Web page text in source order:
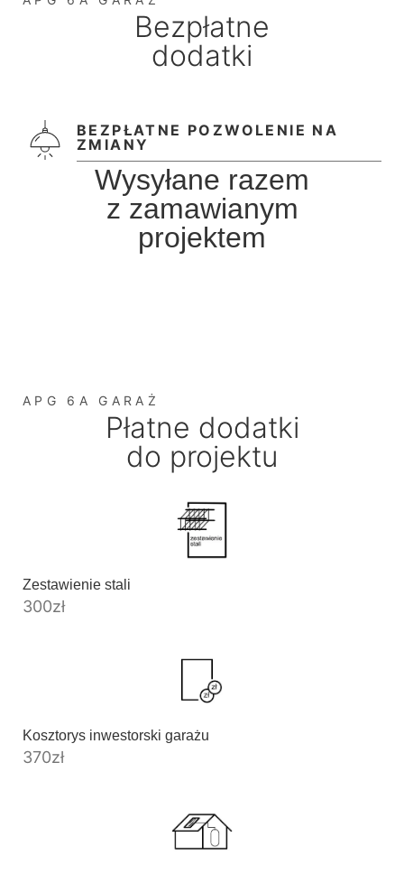
Bezpłatne
dodatki
BEZPŁATNE POZWOLENIE NA
ZMIANY
Wysyłane razem
z zamawianym
projektem
APG 6A GARAŻ
Płatne dodatki
do projektu
Zestawienie stali
300zł
Kosztorys inwestorski garażu
370zł